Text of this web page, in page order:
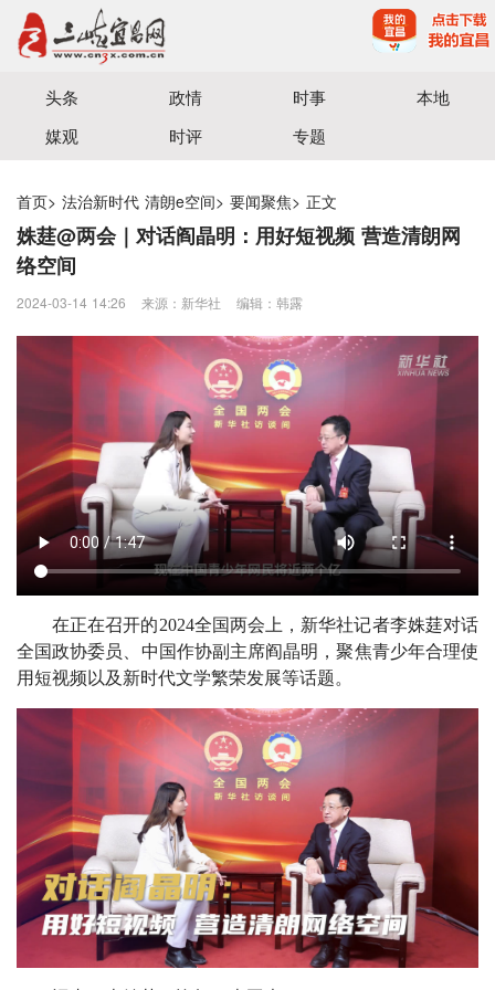
宜昌三峡融媒体中心主办
头条 政情 时事
本地
媒观
时评 专题
首页> 法治新时代 清朗e空间> 要闻聚焦> 正文
姝莛@两会｜对话阎晶明：用好短视频 营造清朗网
络空间
2024-03-14 14:26 来源：新华社 编辑：韩露
在正在召开的2024全国两会上，新华社记者李姝莛对话
全国政协委员、中国作协副主席阎晶明，聚焦青少年合理使
用短视频以及新时代文学繁荣发展等话题。